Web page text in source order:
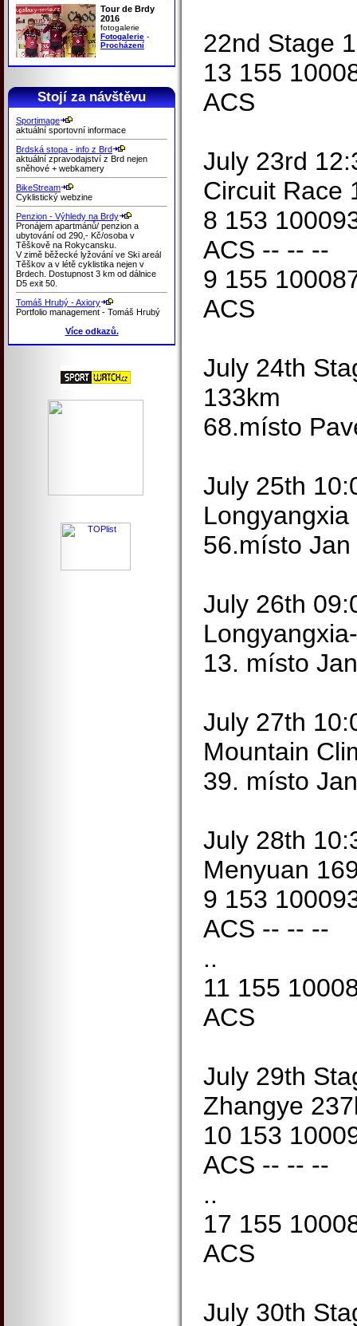
Tour de Brdy
2016
fotogalerie
Fotogalerie -
Procházení
Stojí za návštěvu
Sportimage
aktuální sportovní informace
Brdská stopa - info z Brd
aktuální zpravodajství z Brd nejen
sněhové + webkamery
BikeStream
Cyklistický webzine
Penzion - Výhledy na Brdy
Pronájem apartmánů/ penzion a
ubytování od 290,- Kč/osoba v
Těškově na Rokycansku.
V zimě běžecké lyžování ve Ski areál
Těškov a v létě cyklistika nejen v
Brdech. Dostupnost 3 km od dálnice
D5 exit 50.
Tomáš Hrubý - Axiory
Portfolio management - Tomáš Hrubý
Více odkazů.
22nd Stage
13 155
ACS
July 23rd
Circuit Race
8 153
ACS -- -- --
9 155
ACS
July 24th
133km
68.místo
July 25th
Longyangxia
56.místo Jan
July 26th
13. místo
July 27th
Mountain
39. místo
July 28th
Menyuan
9 153
ACS -- -- --
..
11 155
ACS
July 29th
Zhangye
10 153
ACS -- -- --
..
17 155
ACS
July 30th